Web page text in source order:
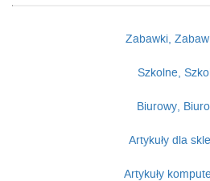
Zabawki,
Szkolne,
Biurowy,
Artykuły dla
Artykuły